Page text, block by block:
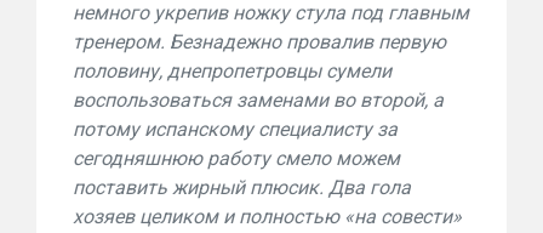
немного укрепив ножку стула под главным
тренером. Безнадежно провалив первую
половину, днепропетровцы сумели
воспользоваться заменами во второй, а
потому испанскому специалисту за
сегодняшнюю работу смело можем
поставить жирный плюсик. Два гола
хозяев целиком и полностью «на совести»